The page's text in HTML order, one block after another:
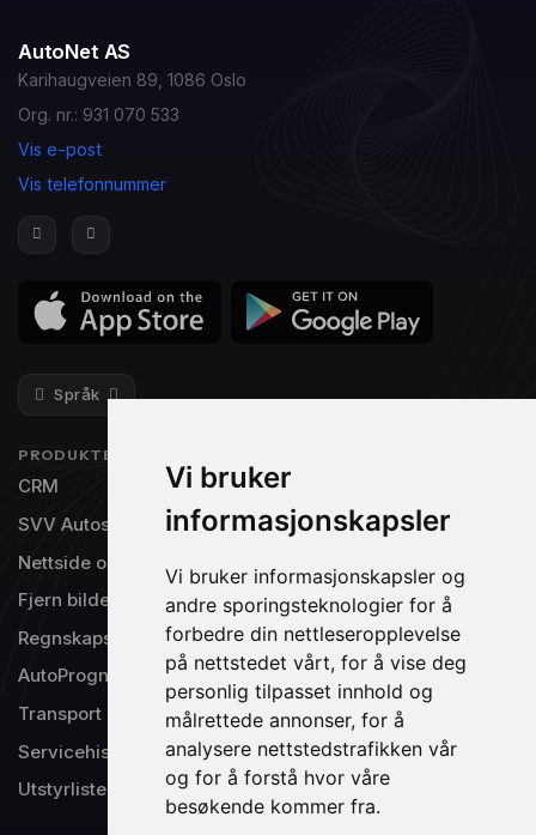
Vi bruker
informasjonskapsler
Vi bruker informasjonskapsler og
andre sporingsteknologier for å
forbedre din nettleseropplevelse
på nettstedet vårt, for å vise deg
personlig tilpasset innhold og
målrettede annonser, for å
analysere nettstedstrafikken vår
og for å forstå hvor våre
besøkende kommer fra.
AutoNet AS
Karihaugveien 89, 1086 Oslo
Org. nr.: 931 070 533
Vis e-post
Vis telefonnummer
Språk
PRODUKTER
CRM
SVV Autosys
Nettside og TV-visning
Fjern bilde bakgrunn
Regnskapsintegrasjon
AutoPrognose®
Transport
Servicehistorikk
Utstyrlister
Priser
Gratisversjon
Om oss
Produktinnspill
Driftsstatus
Support